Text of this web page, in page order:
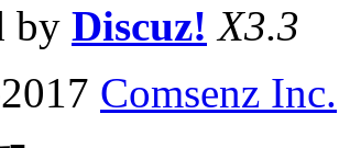
by Discuz! X3.3
Comsenz Inc.